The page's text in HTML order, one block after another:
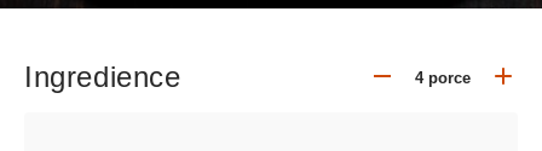
Ingredience